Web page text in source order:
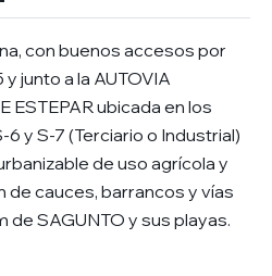
con buenos accesos por
junto a la AUTOVIA
ESTEPAR ubicada en los
y S-7 (Terciario o Industrial)
de uso agrícola y
cauces, barrancos y vías
de SAGUNTO y sus playas.